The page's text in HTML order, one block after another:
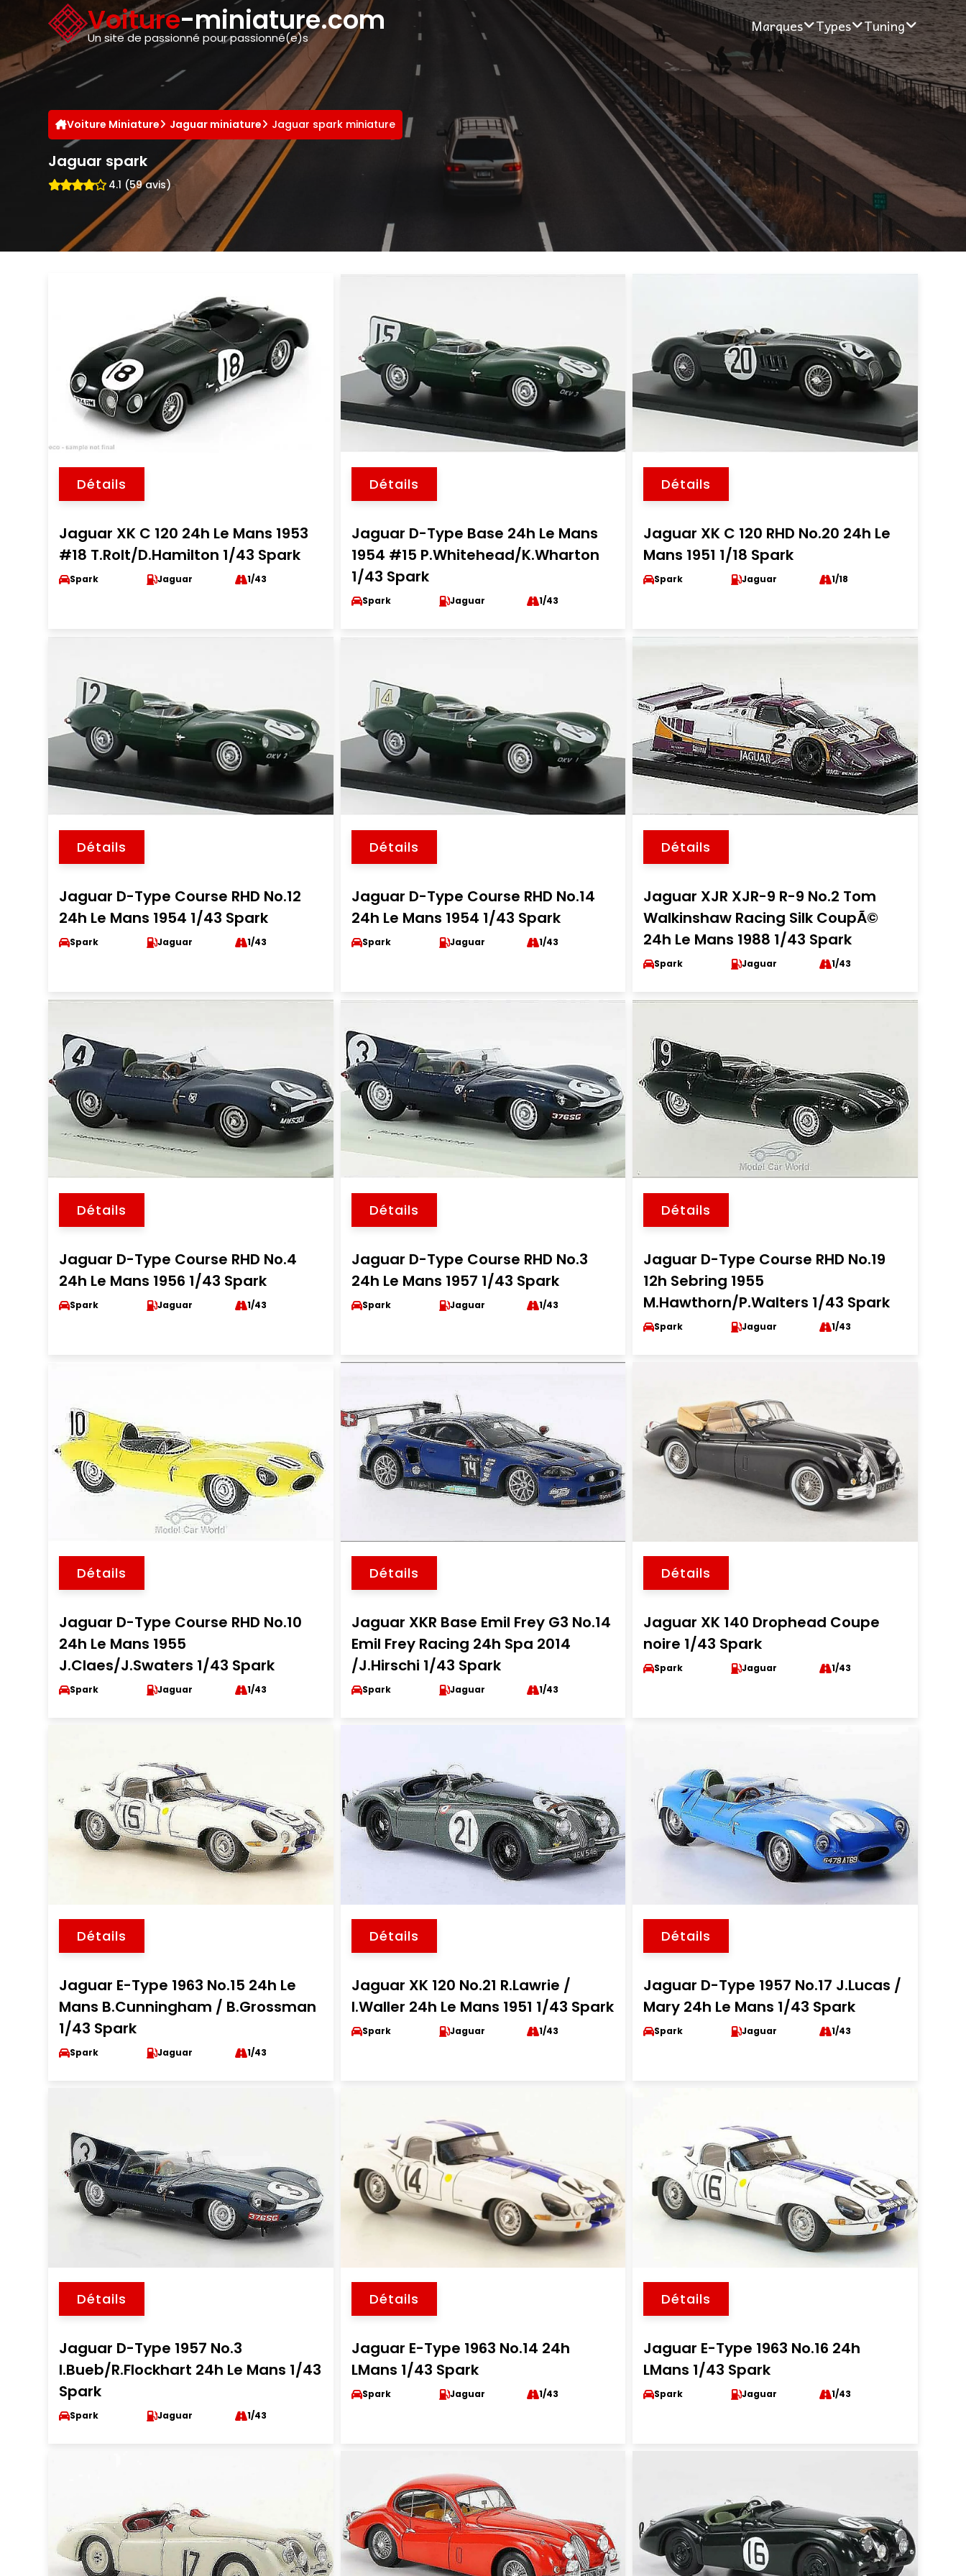
Voiture-miniature.com
Un site de passionné pour passionné(e)s
Marques Types Tuning
Voiture Miniature Jaguar miniature Jaguar spark miniature
Jaguar spark
4.1 (59 avis)
Détails
Jaguar XK C 120 24h Le Mans 1953
#18 T.Rolt/D.Hamilton 1/43 Spark
Spark Jaguar 1/43
Détails
Jaguar D-Type Base 24h Le Mans
1954 #15 P.Whitehead/K.Wharton
1/43 Spark
Spark Jaguar 1/43
Détails
Jaguar XK C 120 RHD No.20 24h Le
Mans 1951 1/18 Spark
Spark Jaguar 1/18
Détails
Jaguar D-Type Course RHD No.12
24h Le Mans 1954 1/43 Spark
Spark Jaguar 1/43
Détails
Jaguar D-Type Course RHD No.14
24h Le Mans 1954 1/43 Spark
Spark Jaguar 1/43
Détails
Jaguar XJR XJR-9 R-9 No.2 Tom
Walkinshaw Racing Silk CoupÃ©
24h Le Mans 1988 1/43 Spark
Spark Jaguar 1/43
Détails
Jaguar D-Type Course RHD No.4
24h Le Mans 1956 1/43 Spark
Spark Jaguar 1/43
Détails
Jaguar D-Type Course RHD No.3
24h Le Mans 1957 1/43 Spark
Spark Jaguar 1/43
Détails
Jaguar D-Type Course RHD No.19
12h Sebring 1955
M.Hawthorn/P.Walters 1/43 Spark
Spark Jaguar 1/43
Détails
Jaguar D-Type Course RHD No.10
24h Le Mans 1955
J.Claes/J.Swaters 1/43 Spark
Spark Jaguar 1/43
Détails
Jaguar XKR Base Emil Frey G3 No.14
Emil Frey Racing 24h Spa 2014
/J.Hirschi 1/43 Spark
Spark Jaguar 1/43
Détails
Jaguar XK 140 Drophead Coupe
noire 1/43 Spark
Spark Jaguar 1/43
Détails
Jaguar E-Type 1963 No.15 24h Le
Mans B.Cunningham / B.Grossman
1/43 Spark
Spark Jaguar 1/43
Détails
Jaguar XK 120 No.21 R.Lawrie /
I.Waller 24h Le Mans 1951 1/43 Spark
Spark Jaguar 1/43
Détails
Jaguar D-Type 1957 No.17 J.Lucas /
Mary 24h Le Mans 1/43 Spark
Spark Jaguar 1/43
Détails
Jaguar D-Type 1957 No.3
I.Bueb/R.Flockhart 24h Le Mans 1/43
Spark
Spark Jaguar 1/43
Détails
Jaguar E-Type 1963 No.14 24h
LMans 1/43 Spark
Spark Jaguar 1/43
Détails
Jaguar E-Type 1963 No.16 24h
LMans 1/43 Spark
Spark Jaguar 1/43
Panneau de gestion des cookies